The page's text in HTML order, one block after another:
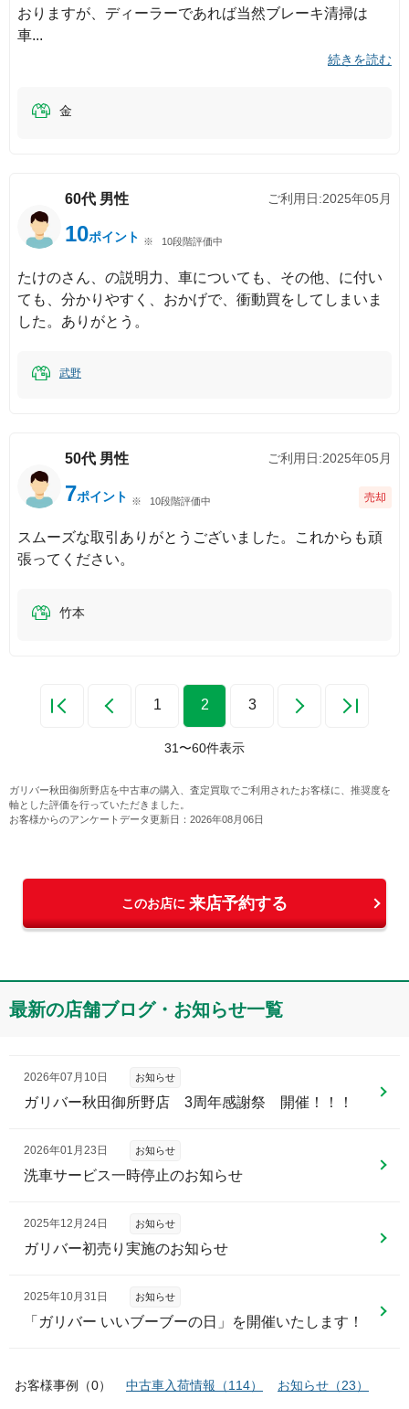
おりますが、ディーラーであれば当然ブレーキ清掃は
車
続きを読む
金
60代 男性 ご利用日:2025年05月
10ポイント 10段階評価中
たけのさん、の説明力、車についても、その他、に付い
ても、分かりやすく、おかげで、衝動買をしてしまいま
した。ありがとう。
武野
50代 男性 ご利用日:2025年05月
7ポイント 10段階評価中 売却
スムーズな取引ありがとうございました。これからも頑
張ってください。
竹本
1 2 3
31 〜60件表示
ガリバー秋田御所野店を中古車の購入、査定買取でご利用されたお客様に、推奨度を
軸とした評価を行っていただきました。
お客様からのアンケートデータ更新日： 2026年08月06日
このお店に 来店予約する
最新の店舗ブログ・お知らせ一覧
2026年07月10日 お知らせ
ガリバー秋田御所野店 3周年感謝祭 開催！！！
2026年01月23日 お知らせ
洗車サービス一時停止のお知らせ
2025年12月24日 お知らせ
ガリバー初売り実施のお知らせ
2025年10月31日 お知らせ
「ガリバー いいブーブーの日」を開催いたします！
お客様事例 （0） 中古車入荷情報 （114） お知らせ （23）